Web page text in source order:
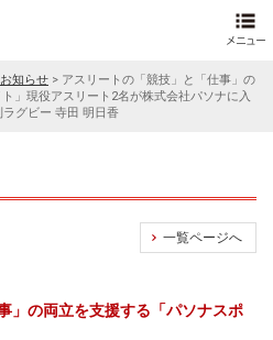
お知らせ > アスリートの「競技」と「仕事」の
」現役アスリート2名が株式会社パソナに入
グビー 寺田 明日香
一覧ページへ
」の両立を支援する「パソナスポ